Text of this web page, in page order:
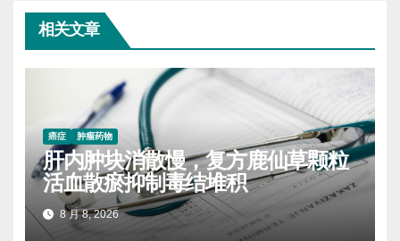
相关文章
癌症 肿瘤药物
肝内肿块消散慢，复方鹿仙草颗粒
活血散瘀抑制毒结堆积
8 月 8, 2026